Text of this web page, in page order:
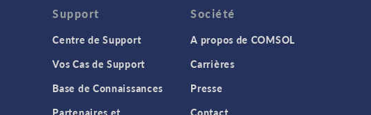
Support
Centre de Support
Vos Cas de Support
Base de Connaissances
Société
A propos de COMSOL
Carrières
Presse